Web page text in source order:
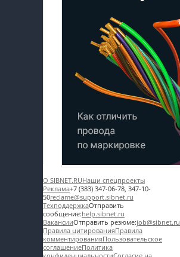
О SIBNET.RUНаши спецпроекты
Реклама+7 (383) 347-06-78, 347-10-
50reclame@support.sibnet.ru
ТехподдержкаОтправить
сообщение:help.sibnet.ru
ВакансииОтправить резюме:job@sibnet.ru
Правила цитированияПравила
комментированияПользовательское
соглашениеПолитика